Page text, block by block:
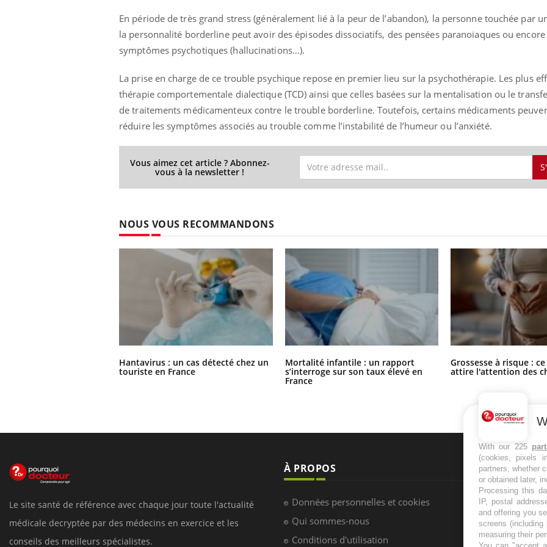
En période de très grand stress (généralement lié à la peur de l’abandon), la personne touchée par
la personnalité borderline peut avoir des épisodes dissociatifs, des pensées paranoïaques ou encore
symptômes psychotiques (hallucinations…).
La prise en charge de ce trouble psychique repose en premier lieu sur la psychothérapie. Les plus
thérapie comportementale dialectique (TCD) ainsi que celles basées sur la mentalisation ou le
de traitements médicamenteux contre le trouble borderline. Toutefois, certains médicaments
réduire les symptômes associés au trouble comme l’instabilité de l’humeur ou l’anxiété.
Vous aimez cet article ? Abonnez-
vous à la newsletter !
NOUS VOUS RECOMMANDONS
Hantavirus : un cas détecté chez un
touriste en France
Mortalité infantile : un rapport
s’interroge sur son taux élevé en
France
Grossesse à risque :
attire l'attention des
Le site santé de référence avec chaque jour toute l'actualité
médicale decryptée par des médecins en exercice et les
conseils des meilleurs spécialistes.
À PROPOS
Données personnelles et cookies
Qui sommes-nous
Conditions d'utilisation
Recevez
infos santé
With our 225
(cookies, pixels
partners, whether
or obtained later,
Processing this
IP, postal
and offering you
screens
measuring their